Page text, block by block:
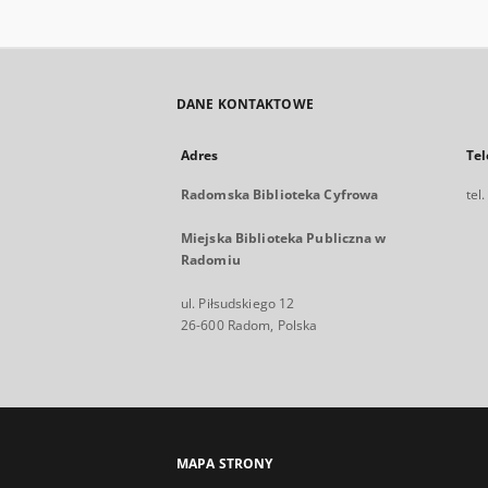
DANE KONTAKTOWE
Adres
Radomska Biblioteka Cyfrowa
Miejska Biblioteka Publiczna w
Radomiu
ul. Piłsudskiego 12
26-600 Radom, Polska
tel.
MAPA STRONY